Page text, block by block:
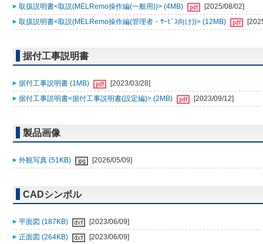
取扱説明書<取説(MELRemo操作編(一般用))> (4MB)
[2025/08/02]
取扱説明書<取説(MELRemo操作編(管理者・ｻｰﾋﾞｽ向け))> (12MB)
据付工事説明書
据付工事説明書 (1MB)
[2023/03/28]
据付工事説明書<据付工事説明書(設定編)> (2MB)
[2023/09/12]
製品画像
外観写真 (51KB) [2026/05/09]
CADシンボル
平面図 (187KB)
[2023/06/09]
正面図 (264KB)
[2023/06/09]